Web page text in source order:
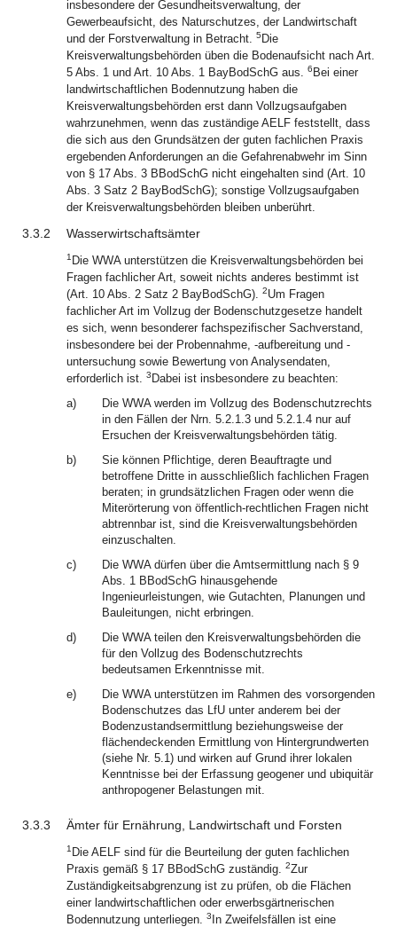
insbesondere der Gesundheitsverwaltung, der
Gewerbeaufsicht, des Naturschutzes, der Landwirtschaft
und der Forstverwaltung in Betracht. 5 Die
Kreisverwaltungsbehörden üben die Bodenaufsicht nach Art.
5 Abs. 1 und Art. 10 Abs. 1 BayBodSchG aus. 6 Bei einer
landwirtschaftlichen Bodennutzung haben die
Kreisverwaltungsbehörden erst dann Vollzugsaufgaben
wahrzunehmen, wenn das zuständige AELF feststellt, dass
die sich aus den Grundsätzen der guten fachlichen Praxis
ergebenden Anforderungen an die Gefahrenabwehr im Sinn
von § 17 Abs. 3 BBodSchG nicht eingehalten sind (Art. 10
Abs. 3 Satz 2 BayBodSchG); sonstige Vollzugsaufgaben
der Kreisverwaltungsbehörden bleiben unberührt.
3.3.2 Wasserwirtschaftsämter
1 Die WWA unterstützen die Kreisverwaltungsbehörden bei
Fragen fachlicher Art, soweit nichts anderes bestimmt ist
(Art. 10 Abs. 2 Satz 2 BayBodSchG). 2Um Fragen
fachlicher Art im Vollzug der Bodenschutzgesetze handelt
es sich, wenn besonderer fachspezifischer Sachverstand,
insbesondere bei der Probennahme, -aufbereitung und -
untersuchung sowie Bewertung von Analysendaten,
erforderlich ist. 3 Dabei ist insbesondere zu beachten:
a)
Die WWA werden im Vollzug des Bodenschutzrechts
in den Fällen der Nrn. 5.2.1.3 und 5.2.1.4 nur auf
Ersuchen der Kreisverwaltungsbehörden tätig.
b)
Sie können Pflichtige, deren Beauftragte und
betroffene Dritte in ausschließlich fachlichen Fragen
beraten; in grundsätzlichen Fragen oder wenn die
Miterörterung von öffentlich-rechtlichen Fragen nicht
abtrennbar ist, sind die Kreisverwaltungsbehörden
einzuschalten.
c)
Die WWA dürfen über die Amtsermittlung nach § 9
Abs. 1 BBodSchG hinausgehende
Ingenieurleistungen, wie Gutachten, Planungen und
Bauleitungen, nicht erbringen.
d)
Die WWA teilen den Kreisverwaltungsbehörden die
für den Vollzug des Bodenschutzrechts
bedeutsamen Erkenntnisse mit.
e)
Die WWA unterstützen im Rahmen des vorsorgenden
Bodenschutzes das LfU unter anderem bei der
Bodenzustandsermittlung beziehungsweise der
flächendeckenden Ermittlung von Hintergrundwerten
(siehe Nr. 5.1) und wirken auf Grund ihrer lokalen
Kenntnisse bei der Erfassung geogener und ubiquitär
anthropogener Belastungen mit.
3.3.3 Ämter für Ernährung, Landwirtschaft und Forsten
1 Die AELF sind für die Beurteilung der guten fachlichen
Praxis gemäß § 17 BBodSchG zuständig. 2Zur
Zuständigkeitsabgrenzung ist zu prüfen, ob die Flächen
einer landwirtschaftlichen oder erwerbsgärtnerischen
Bodennutzung unterliegen. 3 In Zweifelsfällen ist eine